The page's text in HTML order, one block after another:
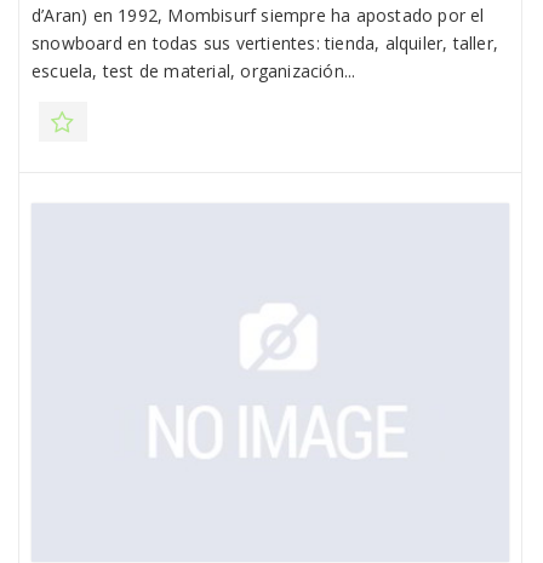
d’Aran) en 1992, Mombisurf siempre ha apostado por el
snowboard en todas sus vertientes: tienda, alquiler, taller,
escuela, test de material, organización...